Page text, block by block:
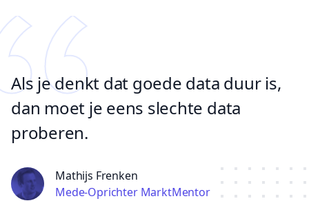
Als je denkt dat goede data duur is,
dan moet je eens slechte data
proberen.
Mathijs Frenken
Mede-Oprichter MarktMentor